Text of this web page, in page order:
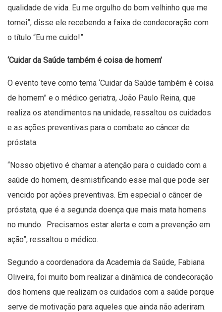
qualidade de vida. Eu me orgulho do bom velhinho que me
tornei”, disse ele recebendo a faixa de condecoração com
o título “Eu me cuido!”
‘Cuidar da Saúde também é coisa de homem’
O evento teve como tema ‘Cuidar da Saúde também é coisa
de homem” e o médico geriatra, João Paulo Reina, que
realiza os atendimentos na unidade, ressaltou os cuidados
e as ações preventivas para o combate ao câncer de
próstata.
“Nosso objetivo é chamar a atenção para o cuidado com a
saúde do homem, desmistificando esse mal que pode ser
vencido por ações preventivas. Em especial o câncer de
próstata, que é a segunda doença que mais mata homens
no mundo. Precisamos estar alerta e com a prevenção em
ação”, ressaltou o médico.
Segundo a coordenadora da Academia da Saúde, Fabiana
Oliveira, foi muito bom realizar a dinâmica de condecoração
dos homens que realizam os cuidados com a saúde porque
serve de motivação para aqueles que ainda não aderiram.